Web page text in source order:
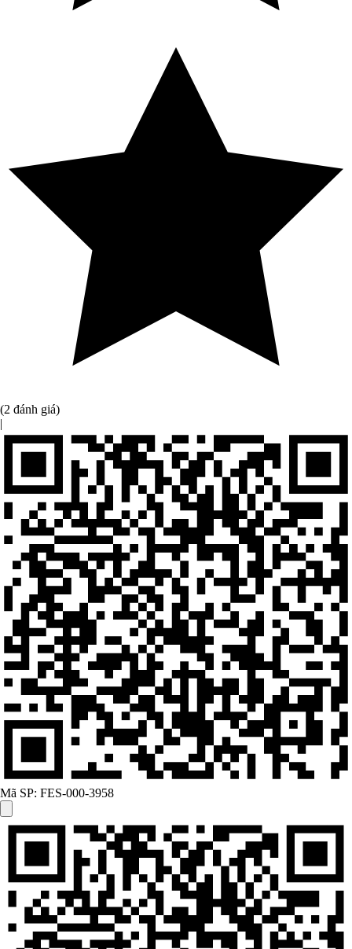
(2 đánh giá)
|
Mã SP: FES-000-3958